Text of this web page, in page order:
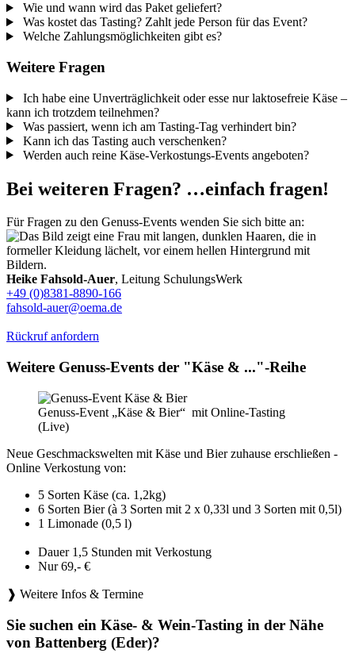
Wie und wann wird das Paket geliefert?
Was kostet das Tasting? Zahlt jede Person für das Event?
Welche Zahlungsmöglichkeiten gibt es?
Weitere Fragen
Ich habe eine Unverträglichkeit oder esse nur laktosefreie Käse –
kann ich trotzdem teilnehmen?
Was passiert, wenn ich am Tasting-Tag verhindert bin?
Kann ich das Tasting auch verschenken?
Werden auch reine Käse-Verkostungs-Events angeboten?
Bei weiteren Fragen? …einfach fragen!
Für Fragen zu den Genuss-Events wenden Sie sich bitte an:
Heike Fahsold-Auer, Leitung SchulungsWerk
+49 (0)8381-8890-166
fahsold-auer@oema.de
Rückruf anfordern
Weitere Genuss-Events der "Käse & ..."-Reihe
Genuss-Event „Käse & Bier“ mit Online-Tasting
(Live)
Neue Geschmackswelten mit Käse und Bier zuhause erschließen -
Online Verkostung von:
5 Sorten Käse (ca. 1,2kg)
6 Sorten Bier (à 3 Sorten mit 2 x 0,33l und 3 Sorten mit 0,5l)
1 Limonade (0,5 l)
Dauer 1,5 Stunden mit Verkostung
Nur 69,- €
❱ Weitere Infos & Termine
Sie suchen ein Käse- & Wein-Tasting in der Nähe
von Battenberg (Eder)?